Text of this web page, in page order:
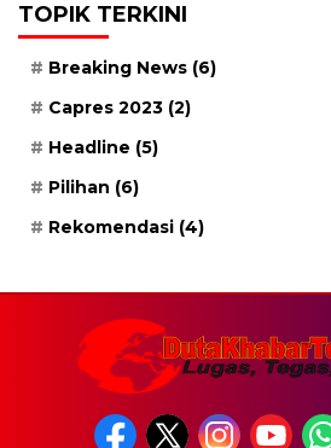
TOPIK TERKINI
Breaking News (6)
Capres 2023 (2)
Headline (5)
Pilihan (6)
Rekomendasi (4)